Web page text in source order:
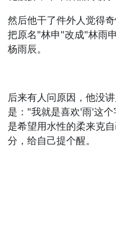
然后他干了件外人觉得
把原名"林申"改成"林雨
杨雨辰。
后来有人问原因，他没
是："我就是喜欢'雨'这
是希望用水性的柔来克
分，给自己提个醒。